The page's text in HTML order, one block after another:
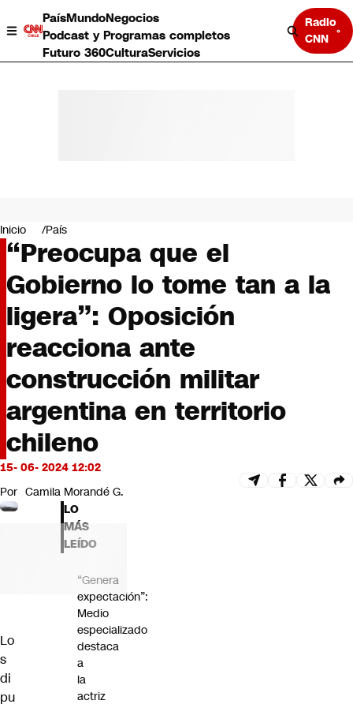
PaísMundoNegocios
Podcast y Programas completos
Futuro 360CulturaServicios
Radio
CNN
Negocios
Deportes
Programas completos
Cultura
Servicios
Bits
CNN Data
CNN tiempo
Futuro 360
Opinión
Inicio País
“Preocupa que el
Gobierno lo tome tan a la
ligera”: Oposición
reacciona ante
construcción militar
argentina en territorio
chileno
15- 06- 2024 12:02
Por Camila Morandé G.
Lo
s
di
pu
LO
MÁS
LEÍDO
“Genera
expectación”:
Medio
especializado
destaca
a
la
actriz